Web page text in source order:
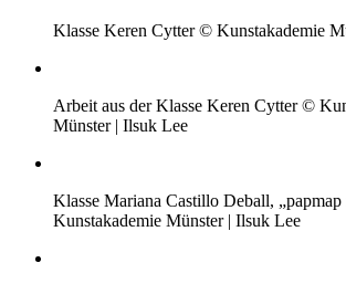
Klasse Keren Cytter © Kunstakademie
Arbeit aus der Klasse Keren Cytter ©
Münster | Ilsuk Lee
Klasse Mariana Castillo Deball,
Kunstakademie Münster | Ilsuk Lee